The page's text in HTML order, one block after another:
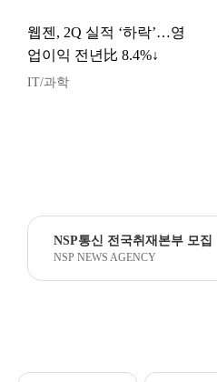
웹젠, 2Q 실적 ‘하락’…영
업이익 전년比 8.4%↓
IT/과학
NSP통신 전국취재본부 모집
NSP NEWS AGENCY